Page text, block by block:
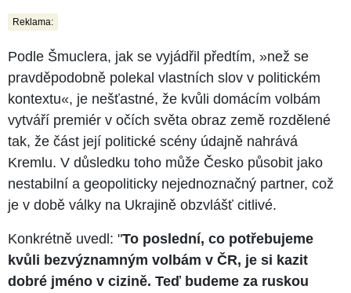
Reklama:
Podle Šmuclera, jak se vyjádřil předtím, »než se
pravděpodobně polekal vlastních slov v politickém
kontextu«, je nešťastné, že kvůli domácím volbám
vytváří premiér v očích světa obraz země rozdělené
tak, že část její politické scény údajně nahrává
Kremlu. V důsledku toho může Česko působit jako
nestabilní a geopoliticky nejednoznačný partner, což
je v době války na Ukrajině obzvlášť citlivé.
Konkrétně uvedl: "To poslední, co potřebujeme
kvůli bezvýznamným volbám v ČR, je si kazit
dobré jméno v cizině. Teď budeme za ruskou